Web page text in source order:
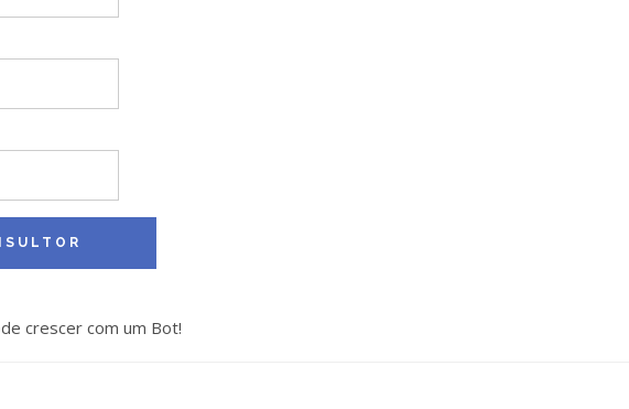
crescer com um Bot!